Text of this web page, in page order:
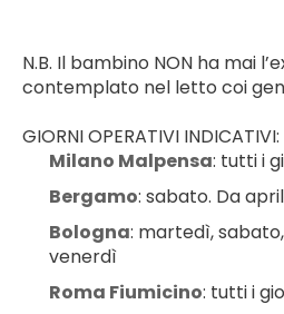
N.B. Il bambino NON ha mai
contemplato nel letto coi
GIORNI OPERATIVI INDICATIVI:
Milano Malpensa: tutti i
Bergamo: sabato. Da
Bologna: martedì,
venerdì
Roma Fiumicino: tutti i